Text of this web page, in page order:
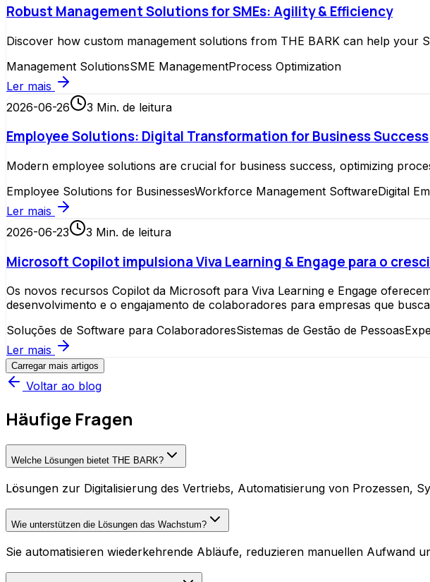
Robust Management Solutions for SMEs: Agility & Efficiency
Discover how custom management solutions from THE BARK can help your
Management SolutionsSME ManagementProcess Optimization
Ler mais
2026-06-26
3 Min. de leitura
Employee Solutions: Digital Transformation for Business Success
Modern employee solutions are crucial for business success, optimizing
Employee Solutions for BusinessesWorkforce Management SoftwareDigital
Ler mais
2026-06-23
3 Min. de leitura
Microsoft Copilot impulsiona Viva Learning & Engage para o
Os novos recursos Copilot da Microsoft para Viva Learning e Engage
desenvolvimento e o engajamento de colaboradores para empresas que
Soluções de Software para ColaboradoresSistemas de Gestão de Pessoas
Ler mais
Carregar mais artigos
Voltar ao blog
Häufige Fragen
Welche Lösungen bietet THE BARK?
Lösungen zur Digitalisierung des Vertriebs, Automatisierung von Prozessen,
Wie unterstützen die Lösungen das Wachstum?
Sie automatisieren wiederkehrende Abläufe, reduzieren manuellen Aufwand